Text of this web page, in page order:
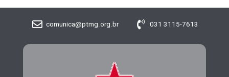
comunica@ptmg.org.br 031 3115-7613